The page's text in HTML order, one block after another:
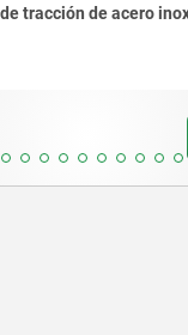
de acero inoxidable